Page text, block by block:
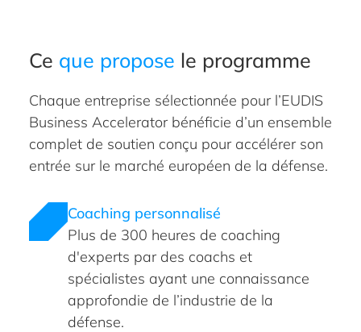
Ce que propose le programme
Chaque entreprise sélectionnée pour l’EUDIS
Business Accelerator bénéficie d’un ensemble
complet de soutien conçu pour accélérer son
entrée sur le marché européen de la défense.
Coaching personnalisé
Plus de 300 heures de coaching
d'experts par des coachs et
spécialistes ayant une connaissance
approfondie de l’industrie de la
défense.